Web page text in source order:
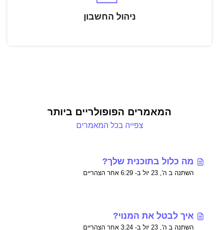
ניהול החשבון
המאמרים הפופולריים ביותר
צפייה בכל המאמרים
מה כלול בתוכנית שלך?
השתנה ב ה', 23 יול ב- 6:29 אחר הצהריים
איך לבטל את המנוי?
השתנה ב ה', 23 יול ב- 3:24 אחר הצהריים